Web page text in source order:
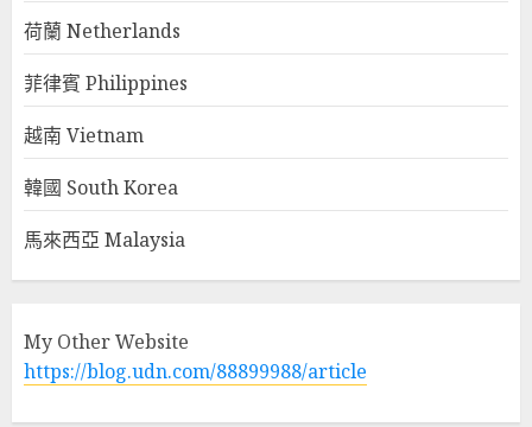
荷蘭 Netherlands
菲律賓 Philippines
越南 Vietnam
韓國 South Korea
馬來西亞 Malaysia
My Other Website
https://blog.udn.com/88899988/article